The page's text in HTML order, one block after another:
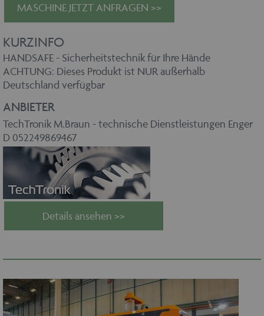
MASCHINE JETZT ANFRAGEN >>
KURZINFO
HANDSAFE - Sicherheitstechnik für Ihre Hände
ACHTUNG: Dieses Produkt ist NUR außerhalb
Deutschland verfügbar
ANBIETER
TechTronik M.Braun - technische Dienstleistungen Enger
D 052249869467
Details ansehen >>